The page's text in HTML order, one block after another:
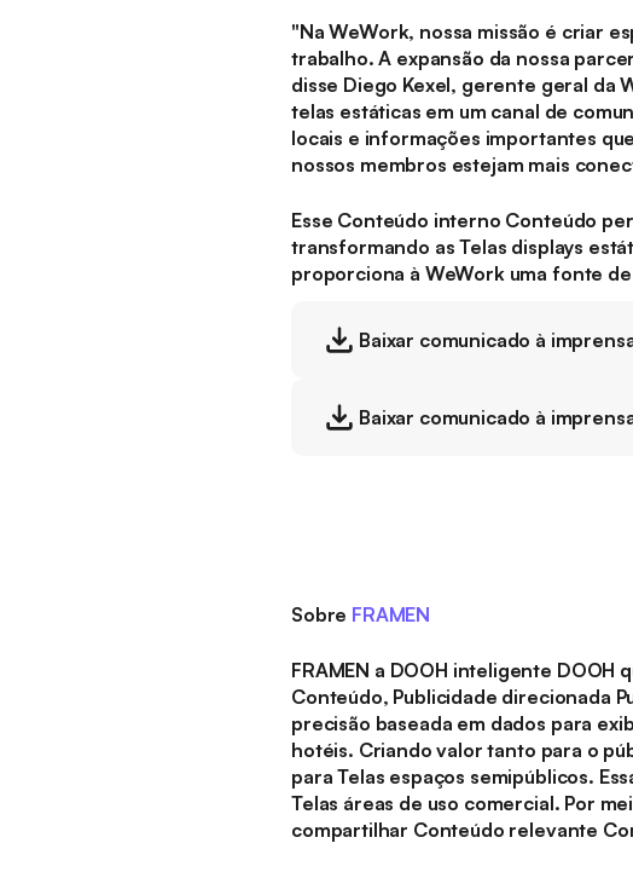
"Na WeWork, nossa missão é criar
trabalho. A expansão da nossa
disse Diego Kexel, gerente geral da
telas estáticas em um canal de
locais e informações importantes
nossos membros estejam mais
Esse Conteúdo interno Conteúdo
transformando as Telas displays
proporciona à WeWork uma fonte
Baixar comunicado à
Baixar comunicado à
Sobre FRAMEN
FRAMEN a DOOH inteligente
Conteúdo, Publicidade direcionada
precisão baseada em dados para
hotéis. Criando valor tanto para o
para Telas espaços semipúblicos.
Telas áreas de uso comercial. Por
compartilhar Conteúdo relevante